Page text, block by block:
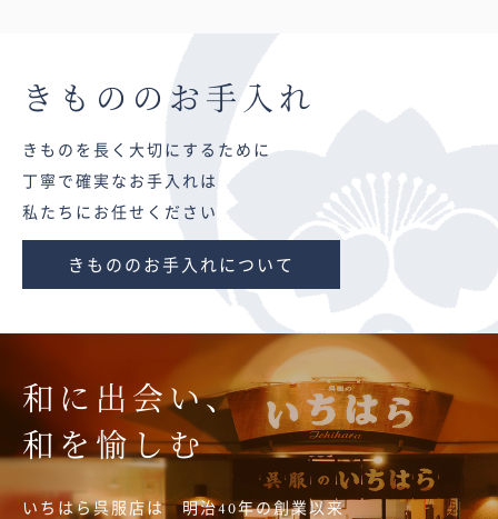
きものの お手入れ
きものを長く大切にするために
丁寧で確実なお手入れは
私たちにお任せください
きもののお手入れについて
和に出会い、
和を愉しむ
いちはら呉服店は 明治40年の創業以来